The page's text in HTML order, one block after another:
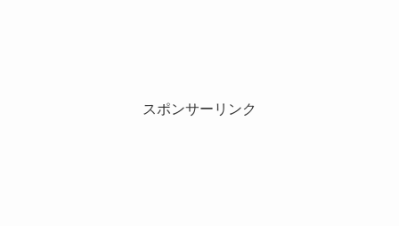
スポンサーリンク